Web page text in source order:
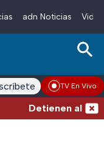
adn Noticias
adn Noticias RadioTV En Vivo
Detienen al